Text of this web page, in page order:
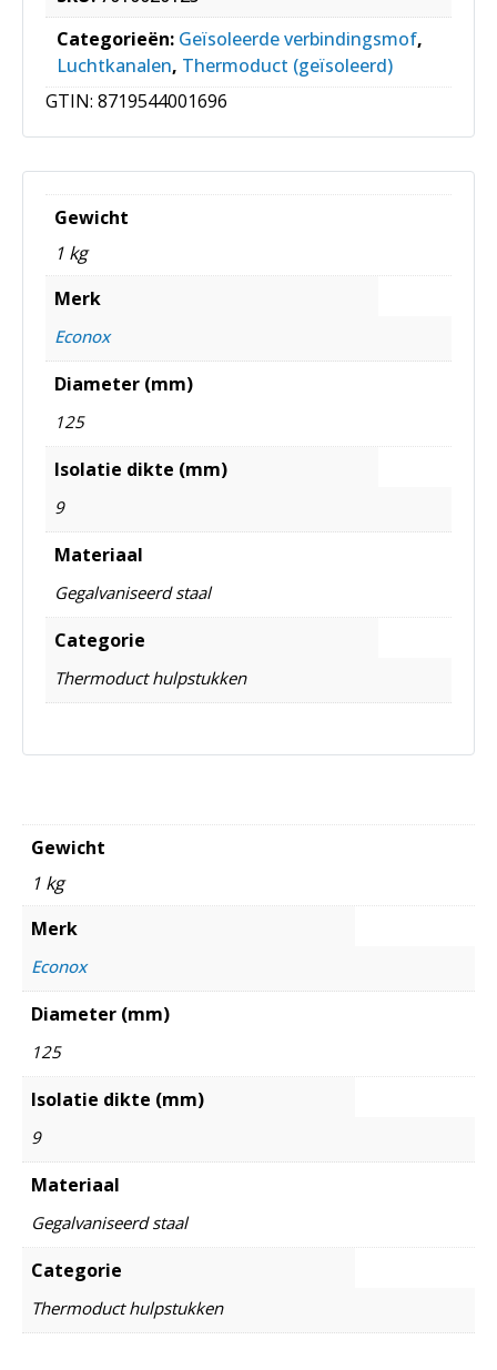
Categorieën: Geïsoleerde verbindingsmof,
Luchtkanalen, Thermoduct (geïsoleerd)
GTIN: 8719544001696
Gewicht
1 kg
Merk
Econox
Diameter (mm)
125
Isolatie dikte (mm)
9
Materiaal
Gegalvaniseerd staal
Categorie
Thermoduct hulpstukken
Gewicht
1 kg
Merk
Econox
Diameter (mm)
125
Isolatie dikte (mm)
9
Materiaal
Gegalvaniseerd staal
Categorie
Thermoduct hulpstukken